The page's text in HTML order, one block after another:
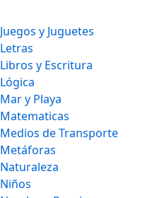
Juegos y Juguetes
Letras
Libros y Escritura
Lógica
Mar y Playa
Matematicas
Medios de Transporte
Metáforas
Naturaleza
Niños